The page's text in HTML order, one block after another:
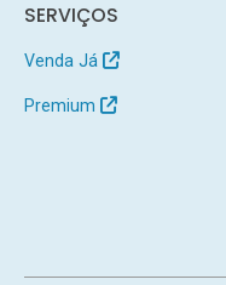
SERVIÇOS
Venda Já
Premium